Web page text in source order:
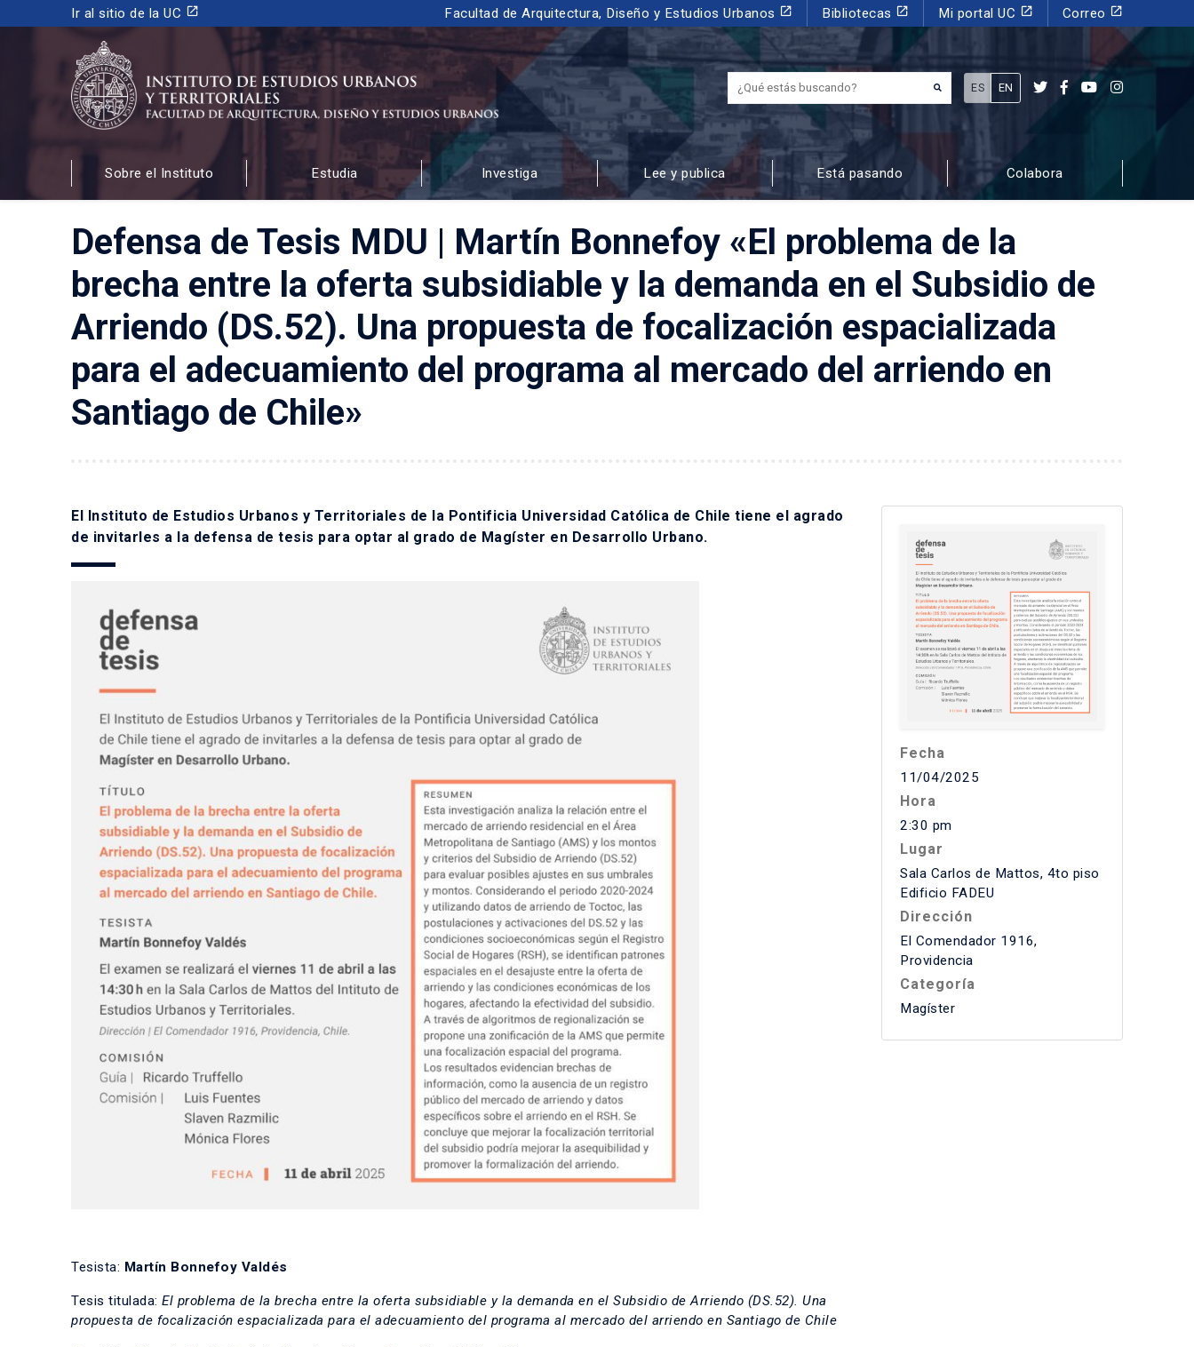
Ir al sitio de la UC launch Facultad de Arquitectura, Diseño y Estudios Urbanos launch Bibliotecas launch Mi portal UC launch Correo launch
INSTITUTO DE ESTUDIOS URBANOS
Y TERRITORIALES
FACULTAD DE ARQUITECTURA, DISEÑO Y ESTUDIOS URBANOS
¿Qué estás buscando?
ES EN
Sobre el Instituto Estudia Investiga Lee y publica Está pasando Colabora
Defensa de Tesis MDU | Martín Bonnefoy «El problema de la
brecha entre la oferta subsidiable y la demanda en el Subsidio de
Arriendo (DS.52). Una propuesta de focalización espacializada
para el adecuamiento del programa al mercado del arriendo en
Santiago de Chile»
El Instituto de Estudios Urbanos y Territoriales de la Pontificia Universidad Católica de Chile tiene el agrado
de invitarles a la defensa de tesis para optar al grado de Magíster en Desarrollo Urbano.
Tesista: Martín Bonnefoy Valdés
Tesis titulada: El problema de la brecha entre la oferta subsidiable y la demanda en el Subsidio de Arriendo (DS.52). Una
propuesta de focalización espacializada para el adecuamiento del programa al mercado del arriendo en Santiago de Chile
Fecha
11/04/2025
Hora
2:30 pm
Lugar
Sala Carlos de Mattos, 4to piso
Edificio FADEU
Dirección
El Comendador 1916,
Providencia
Categoría
Magíster